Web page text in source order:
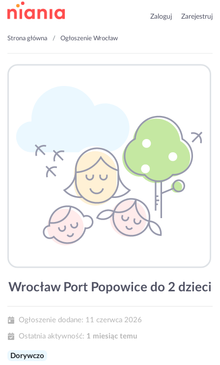
Zaloguj Zarejestruj
Strona główna Ogłoszenie Wrocław
Wrocław Port Popowice do 2 dzieci
Ogłoszenie dodane: 11 czerwca 2026
Ostatnia aktywność: 1 miesiąc temu
Dorywczo